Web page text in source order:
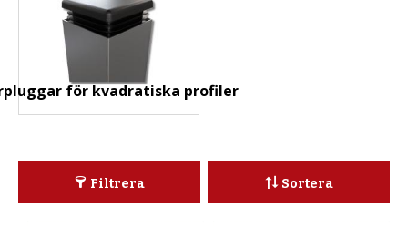
för kvadratiska profiler
Filtrera Sortera